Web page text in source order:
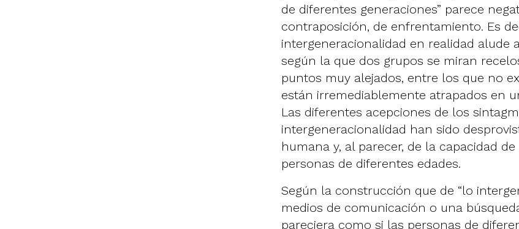
de diferentes generaciones” parece
contraposición, de enfrentamiento. Es
intergeneracionalidad en realidad alude
según la que dos grupos se miran
puntos muy alejados, entre los que no
están irremediablemente atrapados en
Las diferentes acepciones de los
intergeneracionalidad han sido
humana y, al parecer, de la capacidad
personas de diferentes edades.
Según la construcción que de “lo
medios de comunicación o una
pareciera como si las personas de